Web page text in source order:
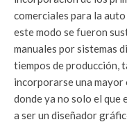
comerciales para la
este modo se fueron
manuales por sistemas
tiempos de producción,
incorporarse una mayor
donde ya no solo el que
a ser un diseñador